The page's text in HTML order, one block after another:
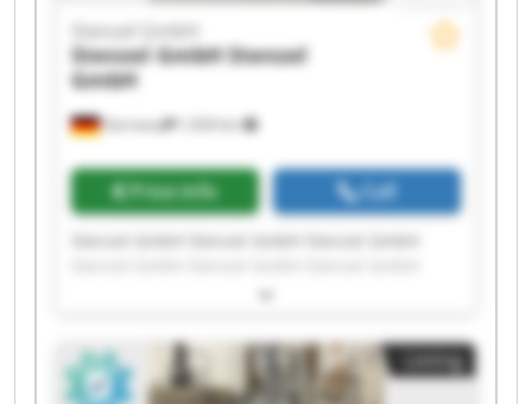
Germany 1,034 km
Stenzel GmbH
Stenzel GmbHStenzel
GmbH
Price info Call
Stenzel GmbH Stenzel GmbH Stenzel GmbH
Stenzel GmbH Stenzel GmbH Stenzel GmbH
Stenzel GmbH Stenzel GmbH Stenzel GmbH
Stenzel GmbH Stenzel GmbH
Listing